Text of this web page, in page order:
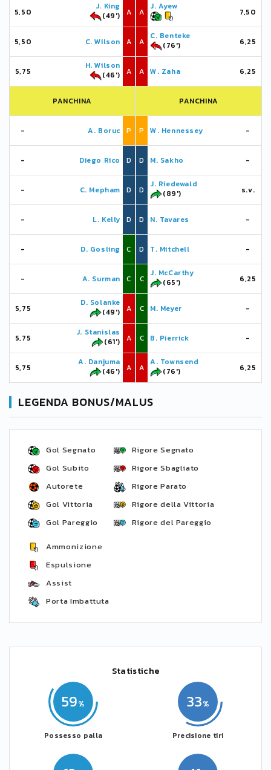
5,50
J. King
(49')
A
5,50 C. Wilson A
5,75
H. Wilson
(46')
A
PANCHINA
- A. Boruc P
- Diego Rico D
- C. Mepham D
- L. Kelly D
- D. Gosling C
- A. Surman C
5,75
D. Solanke
(49')
A
5,75
J. Stanislas
(61')
A
5,75
A. Danjuma
(46')
A
A
J. Ayew
7,50
A
C. Benteke
(76')
6,25
A W. Zaha 6,25
PANCHINA
P W. Hennessey -
D M. Sakho -
D
J. Riedewald
(89')
s.v.
D N. Tavares -
D T. Mitchell -
C
J. McCarthy
(65')
6,25
C M. Meyer -
C B. Pierrick -
A
A. Townsend
(76')
6,25
LEGENDA BONUS/MALUS
Gol Segnato
Gol Subito
Autorete
Gol Vittoria
Gol Pareggio
Rigore Segnato
Rigore Sbagliato
Rigore Parato
Rigore della Vittoria
Rigore del Pareggio
Ammonizione
Espulsione
Assist
Porta Imbattuta
Statistiche
59
Possesso palla
33
Precisione tiri